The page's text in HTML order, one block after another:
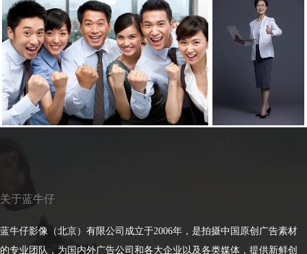
关于蓝牛仔
蓝牛仔影像（北京）有限公司成立于2006年，是拍摄中国原创广告素材
的专业团队，为国内外广告公司和各大企业以及各类媒体，提供新鲜创